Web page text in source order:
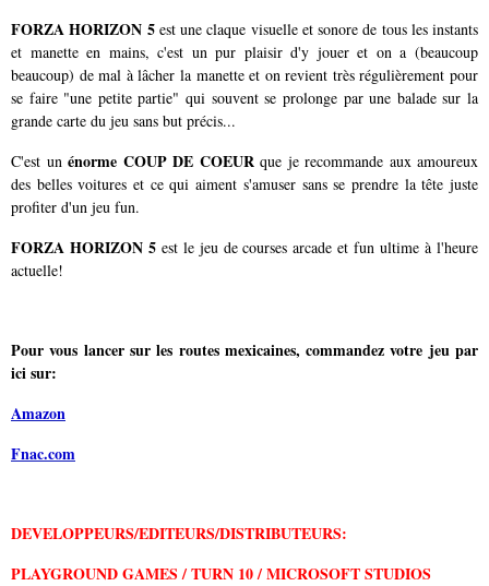
FORZA HORIZON 5est une claque visuelle et sonore de tous les instants
et manette en mains, c'est un pur plaisir d'y jouer et on a (beaucoup
beaucoup) de mal à lâcher la manette et on revient très régulièrement pour
se faire "une petite partie" qui souvent se prolonge par une balade sur la
grande carte du jeu sans but précis...
C'est un énorme COUP DE COEUR que je recommande aux amoureux
des belles voitures et ce qui aiment s'amuser sans se prendre la tête juste
profiter d'un jeu fun.
FORZA HORIZON 5est le jeu de courses arcade et fun ultime à l'heure
actuelle!
Pour vous lancer sur les routes mexicaines, commandez votre jeu par
ici sur:
Amazon
Fnac.com
DEVELOPPEURS/EDITEURS/DISTRIBUTEURS:
PLAYGROUND GAMES / TURN 10 / MICROSOFT STUDIOS